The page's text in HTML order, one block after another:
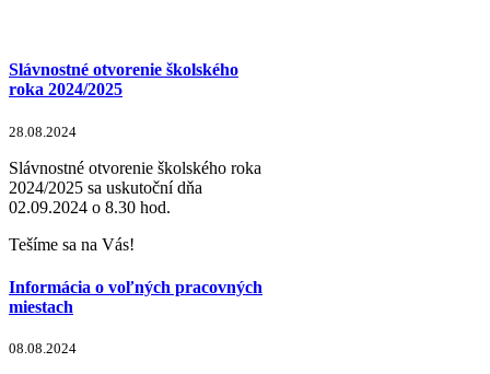
Slávnostné otvorenie školského
roka 2024/2025
28.08.2024
Slávnostné otvorenie školského roka
2024/2025 sa uskutoční dňa
02.09.2024 o 8.30 hod.
Tešíme sa na Vás!
Informácia o voľných pracovných
miestach
08.08.2024